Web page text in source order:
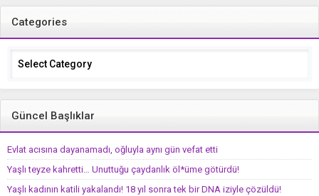
Categories
Categories
Güncel Başlıklar
Evlat acısına dayanamadı, oğluyla aynı gün vefat etti
Yaşlı teyze kahretti… Unuttuğu çaydanlık öl*üme götürdü!
Yaşlı kadının katili yakalandı! 18 yıl sonra tek bir DNA iziyle çözüldü!